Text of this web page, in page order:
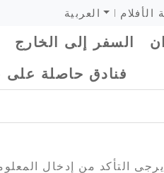
العربية الأفلام
السفر إلى الخارج
فنادق حاصلة على
التأكد من إدخال